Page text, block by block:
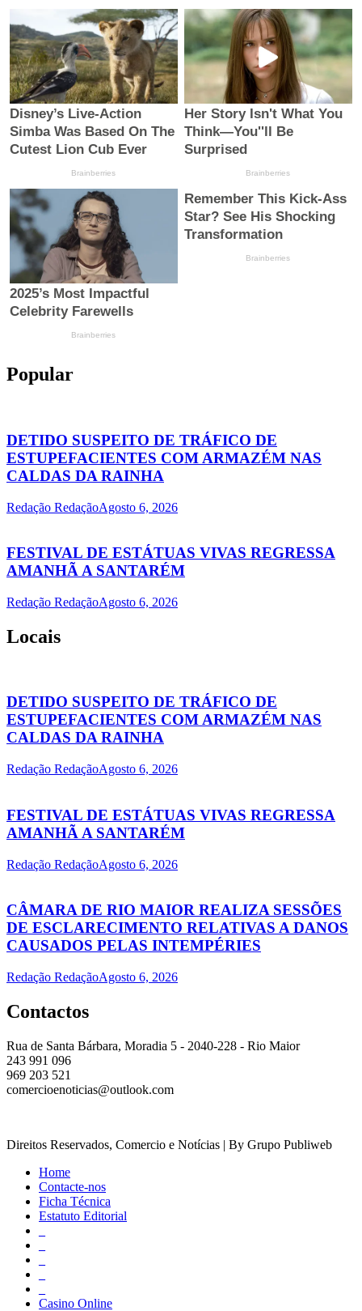
Popular
DETIDO SUSPEITO DE TRÁFICO DE
ESTUPEFACIENTES COM ARMAZÉM NAS
CALDAS DA RAINHA
Redação RedaçãoAgosto 6, 2026
FESTIVAL DE ESTÁTUAS VIVAS REGRESSA
AMANHÃ A SANTARÉM
Redação RedaçãoAgosto 6, 2026
Locais
DETIDO SUSPEITO DE TRÁFICO DE
ESTUPEFACIENTES COM ARMAZÉM NAS
CALDAS DA RAINHA
Redação RedaçãoAgosto 6, 2026
FESTIVAL DE ESTÁTUAS VIVAS REGRESSA
AMANHÃ A SANTARÉM
Redação RedaçãoAgosto 6, 2026
CÂMARA DE RIO MAIOR REALIZA SESSÕES
DE ESCLARECIMENTO RELATIVAS A DANOS
CAUSADOS PELAS INTEMPÉRIES
Redação RedaçãoAgosto 6, 2026
Contactos
Rua de Santa Bárbara, Moradia 5 - 2040-228 - Rio Maior
243 991 096
969 203 521
comercioenoticias@outlook.com
Direitos Reservados, Comercio e Notícias | By Grupo Publiweb
Home
Contacte-nos
Ficha Técnica
Estatuto Editorial
Casino Online